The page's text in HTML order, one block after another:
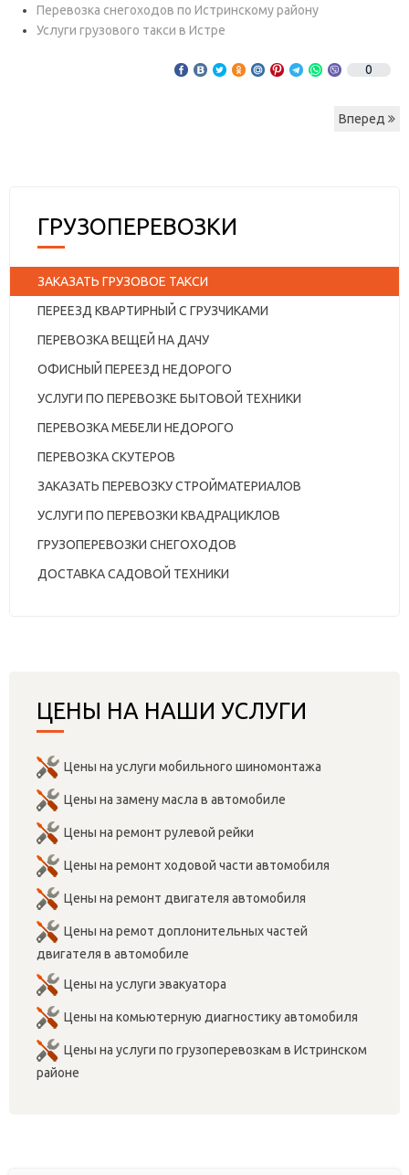
Перевозка снегоходов по Истринскому району
Услуги грузового такси в Истре
0
Вперед
ГРУЗОПЕРЕВОЗКИ
ЗАКАЗАТЬ ГРУЗОВОЕ ТАКСИ
ПЕРЕЕЗД КВАРТИРНЫЙ С ГРУЗЧИКАМИ
ПЕРЕВОЗКА ВЕЩЕЙ НА ДАЧУ
ОФИСНЫЙ ПЕРЕЕЗД НЕДОРОГО
УСЛУГИ ПО ПЕРЕВОЗКЕ БЫТОВОЙ ТЕХНИКИ
ПЕРЕВОЗКА МЕБЕЛИ НЕДОРОГО
ПЕРЕВОЗКА СКУТЕРОВ
ЗАКАЗАТЬ ПЕРЕВОЗКУ СТРОЙМАТЕРИАЛОВ
УСЛУГИ ПО ПЕРЕВОЗКИ КВАДРАЦИКЛОВ
ГРУЗОПЕРЕВОЗКИ СНЕГОХОДОВ
ДОСТАВКА САДОВОЙ ТЕХНИКИ
ЦЕНЫ НА НАШИ УСЛУГИ
Цены на услуги мобильного шиномонтажа
Цены на замену масла в автомобиле
Цены на ремонт рулевой рейки
Цены на ремонт ходовой части автомобиля
Цены на ремонт двигателя автомобиля
Цены на ремот доплонительных частей
двигателя в автомобиле
Цены на услуги эвакуатора
Цены на комьютерную диагностику автомобиля
Цены на услуги по грузоперевозкам в Истринском
районе